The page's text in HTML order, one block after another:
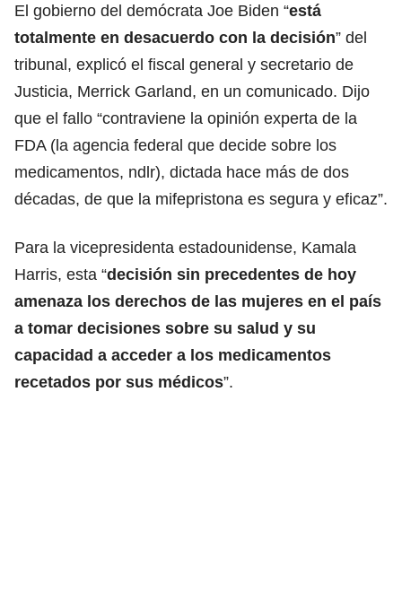
El gobierno del demócrata Joe Biden “está
totalmente en desacuerdo con la decisión” del
tribunal, explicó el fiscal general y secretario de
Justicia, Merrick Garland, en un comunicado. Dijo
que el fallo “contraviene la opinión experta de la
FDA (la agencia federal que decide sobre los
medicamentos, ndlr), dictada hace más de dos
décadas, de que la mifepristona es segura y eficaz”.
Para la vicepresidenta estadounidense, Kamala
Harris, esta “decisión sin precedentes de hoy
amenaza los derechos de las mujeres en el país
a tomar decisiones sobre su salud y su
capacidad a acceder a los medicamentos
recetados por sus médicos”.